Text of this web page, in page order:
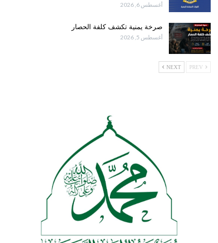
أغسطس 6, 2026
صرخة يمنية تكشف كلفة الحصار
أغسطس 5, 2026
NEXT